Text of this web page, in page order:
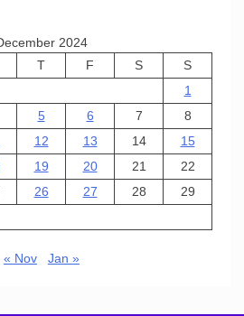
2024
T F S
S
1
5 6 7
8
12 13 14
15
19 20 21
22
26 27 28
29
« Nov Jan »